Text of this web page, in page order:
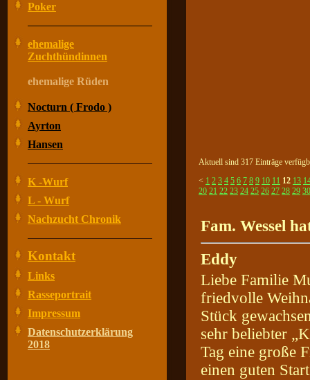
Poker
ehemalige
Zuchthündinnen
ehemalige Rüden
Nocturn ( Frodo )
Ayrton
Hansen
K -Wurf
L - Wurf
Nachzucht Chronik
Kontakt
Links
Rasseportrait
Impressum
Datenschutzerklärung
2018
Aktuell sind 317 Einträge
< 1 2 3 4 5 6 7 8 9 10 11 12 13
20 21 22 23 24 25 26 27 28 29 30
Fam. Wessel
Eddy
Liebe Familie
friedvolle
Stück
sehr beliebter
Tag eine große
einen guten